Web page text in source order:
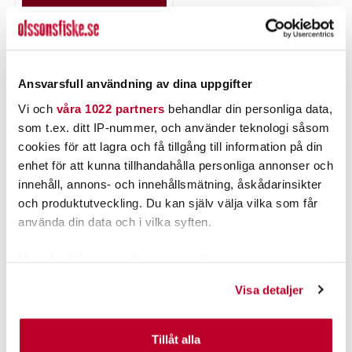
Ansvarsfull användning av dina uppgifter
Vi och våra 1022 partners behandlar din personliga data,
som t.ex. ditt IP-nummer, och använder teknologi såsom
cookies för att lagra och få tillgång till information på din
enhet för att kunna tillhandahålla personliga annonser och
innehåll, annons- och innehållsmätning, åskådarinsikter
och produktutveckling. Du kan själv välja vilka som får
använda din data och i vilka syften.
Identifiera din enhet genom att aktivt skanna den för
specifika kännetecken (fingeravtryck)
Visa detaljer
Tillåt alla
LÄGG I VARUKORGEN
POPULÄRT JUST NU